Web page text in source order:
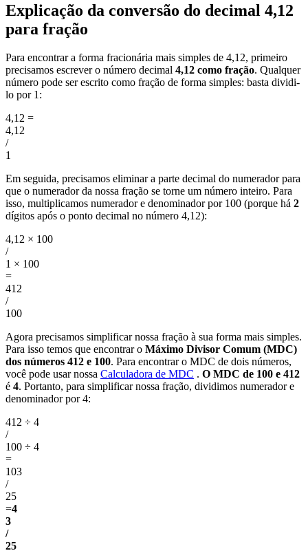
Explicação da conversão do decimal 4,12
para fração
Para encontrar a forma fracionária mais simples de 4,12, primeiro
precisamos escrever o número decimal 4,12 como fração. Qualquer
número pode ser escrito como fração de forma simples: basta dividi-
lo por 1:
4,12 =
4,12
/
1
Em seguida, precisamos eliminar a parte decimal do numerador para
que o numerador da nossa fração se torne um número inteiro. Para
isso, multiplicamos numerador e denominador por 100 (porque há 2
dígitos após o ponto decimal no número 4,12):
4,12 × 100
/
1 × 100
=
412
/
100
Agora precisamos simplificar nossa fração à sua forma mais simples.
Para isso temos que encontrar o Máximo Divisor Comum (MDC)
dos números 412 e 100. Para encontrar o MDC de dois números,
você pode usar nossa Calculadora de MDC . O MDC de 100 e 412
é 4. Portanto, para simplificar nossa fração, dividimos numerador e
denominador por 4:
412 ÷ 4
/
100 ÷ 4
=
103
/
25
=4
3
/
25